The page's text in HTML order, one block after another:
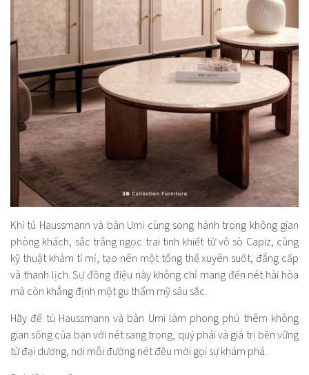
Khi tủ Haussmann và bàn Umi cùng song hành trong không gian
phòng khách, sắc trắng ngọc trai tinh khiết từ vỏ sò Capiz, cùng
kỹ thuật khảm tỉ mỉ, tạo nên một tổng thể xuyên suốt, đẳng cấp
và thanh lịch. Sự đồng điệu này không chỉ mang đến nét hài hòa
mà còn khẳng định một gu thẩm mỹ sâu sắc.
Hãy để tủ Haussmann và bàn Umi làm phong phú thêm không
gian sống của bạn với nét sang trọng, quý phái và giá trị bền vững
từ đại dương, nơi mỗi đường nét đều mời gọi sự khám phá.